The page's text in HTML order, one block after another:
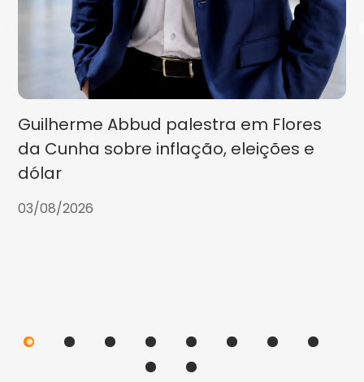
Guilherme Abbud palestra em Flores
da Cunha sobre inflação, eleições e
dólar
03/08/2026